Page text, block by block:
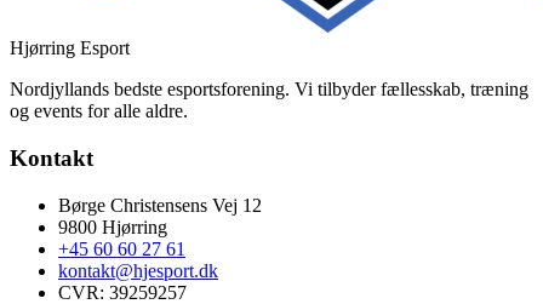
Hjørring Esport
Nordjyllands bedste esportsforening. Vi tilbyder fællesskab, træning
og events for alle aldre.
Kontakt
Børge Christensens Vej 12
9800 Hjørring
+45 60 60 27 61
kontakt@hjesport.dk
CVR: 39259257